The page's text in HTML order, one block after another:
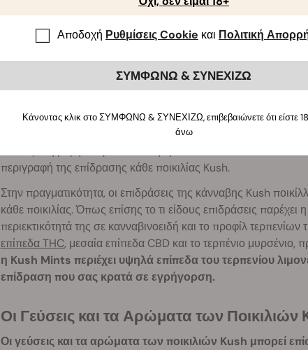
οποιαδήποτε ηλεκτρονική τράπεζα σπόρων, είναι
ποικιλίες.
Οι Επιδράσεις των Ποικιλιών Kush
Ως καθαρή Ιndica, η κάνναβη Kush έχει κληρονομήσει σε
κυριαρχεί η γενετική Indica.Ωστόσο, ανάλογα με το γενετικό
μπορεί να έχουν μεγαλύτερη αναλογία
απλώς στη μορφολογία των διαφορετικών υποειδών και δεν
περιγραφή της επίδρασης κάθε ποικιλίας Kush.
Στην πραγματικότητα, οι επιδράσεις της κάνναβης Kush
κάθε ποικιλίας. Όπως επίσης το τι είδους επιδράσεις παρέχει
περιεκτικότητά της σε κανναβινοειδή και το προφίλ τερπενίων
επίπεδα THC, μεσαία επίπεδα CBD και το τερπένιο
η Kush Mints περιέχει υψηλά επίπεδα του τερπενίου
επίδραση που σας κρατά σε εγρήγορση.
Οι Γεύσεις και τα Αρώματα των Ποικιλιών
Οι γεύσεις και τα αρώματα των ποικιλιών Kush μπορεί
Αποδοχή Ρυθμίσεις Cookie και Πολιτική
ΣΥΜΦΩΝΩ & ΣΥΝΕΧΙΖΩ
Κάνοντας κλικ στο ΣΥΜΦΩΝΩ & ΣΥΝΕΧΙΖΩ, επιβεβαιώνετε ότι είστε
άνω